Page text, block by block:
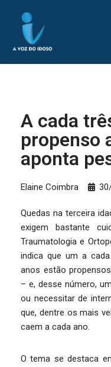
Pular
para
A cada
propenso
aponta
Elaine Coimbra
Quedas na terceira
exigem bastante
Traumatologia e
indica que um a
anos estão
– e, desse número,
ou necessitar de
que, dentre os mais
caem a cada ano.
O tema se destaca